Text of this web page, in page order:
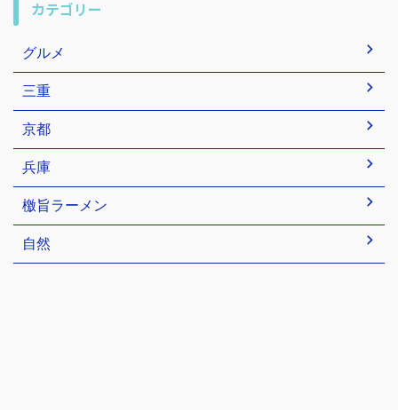
カテゴリー
グルメ
三重
京都
兵庫
檄旨ラーメン
自然